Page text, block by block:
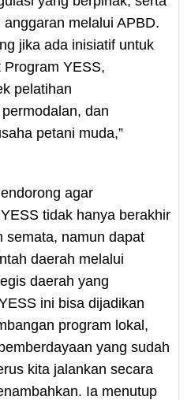
melalui APBD.
jika ada inisiatif untuk
YESS,
pelatihan
dan
petani muda,”
agar
tidak hanya berakhir
semata, namun dapat
daerah melalui
daerah yang
ini bisa dijadikan
program lokal,
yang sudah
kita jalankan secara
Ia menutup